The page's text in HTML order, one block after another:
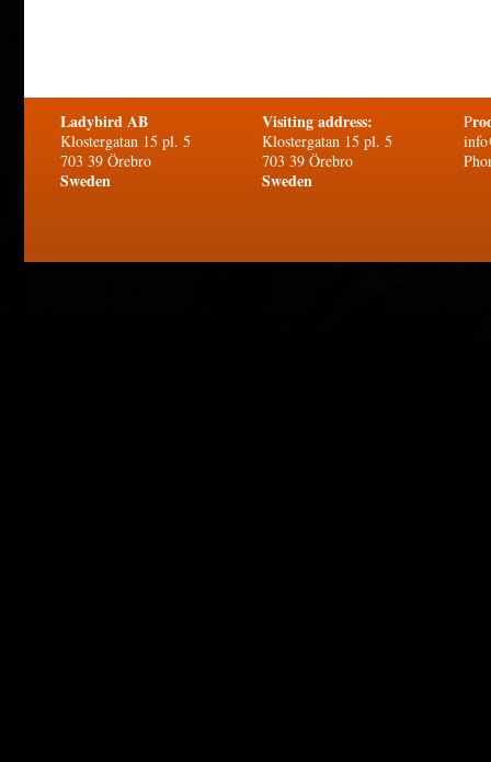
Ladybird AB
Klostergatan 15 pl. 5
703 39 Örebro
Sweden
Visiting address:
Klostergatan 15 pl. 5
703 39 Örebro
Sweden
P